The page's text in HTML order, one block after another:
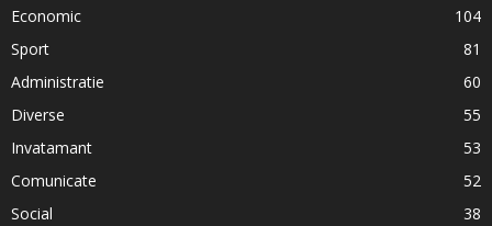
Economic
104
Sport
81
Administratie
60
Diverse
55
Invatamant
53
Comunicate
52
Social
38